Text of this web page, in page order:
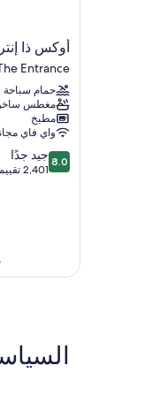
أوكس
ذا
إنترانس
ووتر
فرونت
سويتس
The
Entrance
أوكس ذا
Entrance
حمام سباحة
مغطس
مطبخ
واي فاي
8.0
من
8.0 جيد جدًا
2,401 تقييم